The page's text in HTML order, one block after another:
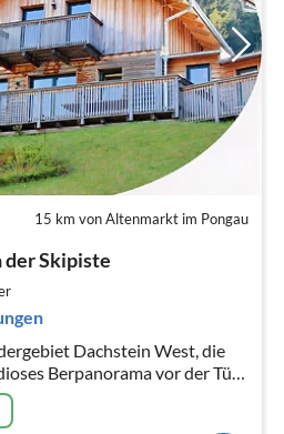
15 km von Altenmarkt im Pongau
der Skipiste
Dachstein West, die
Berpanorama vor der Tür,
210 km,70
m entfernt.